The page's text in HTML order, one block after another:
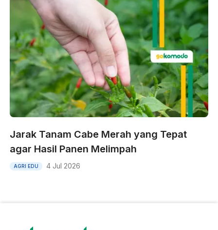
Jarak Tanam Cabe Merah yang Tepat
agar Hasil Panen Melimpah
AGRI EDU 4 Jul 2026